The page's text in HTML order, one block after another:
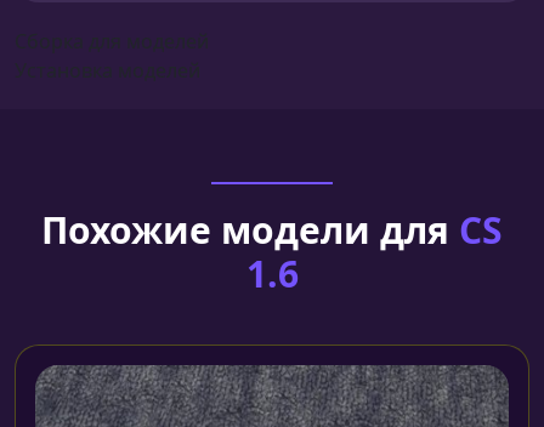
Похожие модели для CS
1.6